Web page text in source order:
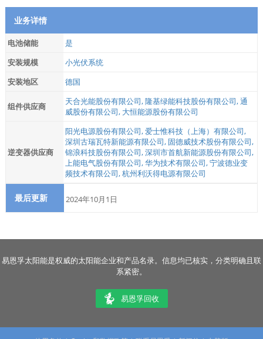
业务详情
电池储能
是
安装规模
小光伏系统
安装地区
德国
组件供应商 天合光能股份有限公司,隆基绿能科技股份有限公司,通
威股份有限公司, 大恒能源股份有限公司
逆变器供应商
阳光电源股份有限公司,爱士惟科技（上海）有限公司,
深圳古瑞瓦特新能源有限公司, 固德威技术股份有限公司,
锦浪科技股份有限公司,深圳市首航新能源股份有限公司,
上能电气股份有限公司,华为技术有限公司,宁波德业变
频技术有限公司,杭州利沃得电源有限公司
最后更新 2024年10月1日
易恩孚太阳能是权威的太阳能企业和产品名录。信息均已核实，分类明确且联
系紧密。
易恩孚回收